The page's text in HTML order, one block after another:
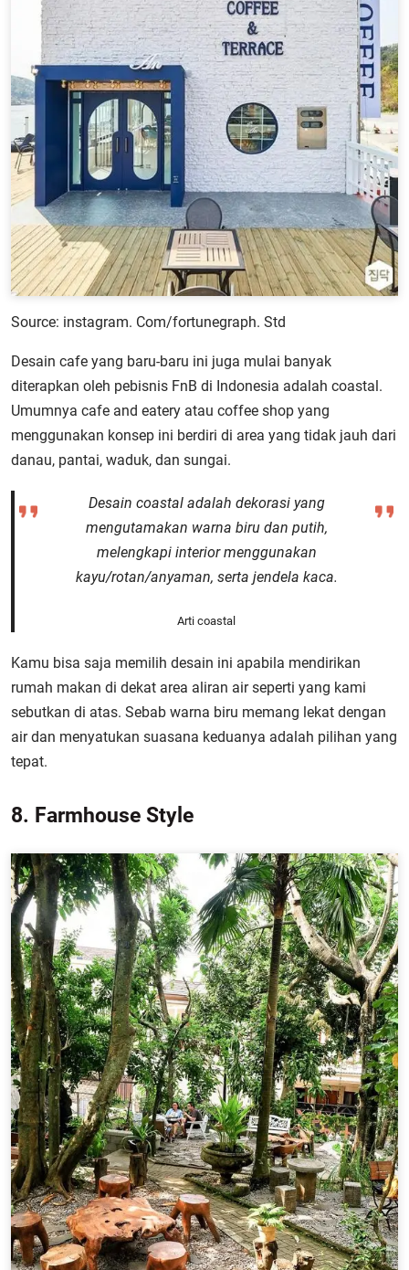
Source: instagram. Com/fortunegraph. Std
Desain cafe yang baru-baru ini juga mulai banyak
diterapkan oleh pebisnis FnB di Indonesia adalah coastal.
Umumnya cafe and eatery atau coffee shop yang
menggunakan konsep ini berdiri di area yang tidak jauh dari
danau, pantai, waduk, dan sungai.
Desain coastal adalah dekorasi yang
mengutamakan warna biru dan putih,
melengkapi interior menggunakan
kayu/rotan/anyaman, serta jendela kaca.
Arti coastal
Kamu bisa saja memilih desain ini apabila mendirikan
rumah makan di dekat area aliran air seperti yang kami
sebutkan di atas. Sebab warna biru memang lekat dengan
air dan menyatukan suasana keduanya adalah pilihan yang
tepat.
8. Farmhouse Style